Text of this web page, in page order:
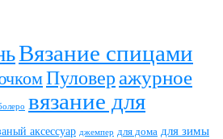
Вязание спицами
Пуловер ажурное
вязание для
аксессуар джемпер для дома для зимы